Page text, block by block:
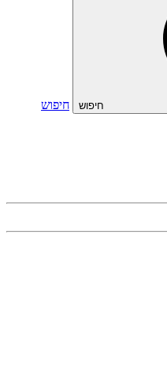
חיפוש
חיפוש